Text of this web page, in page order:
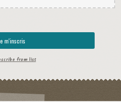
from list